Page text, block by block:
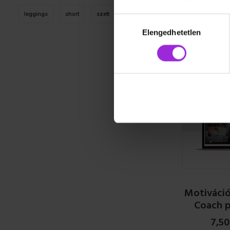
kiválasztásaElengedhetetlen
leggings short szett top
Coach